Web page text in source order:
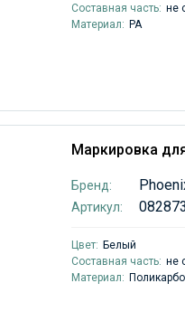
Составная часть: не
Материал: PA
Маркировка
Бренд:
Артикул:
Цвет: Белый
Составная часть: не
Материал: